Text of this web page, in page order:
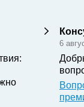
6